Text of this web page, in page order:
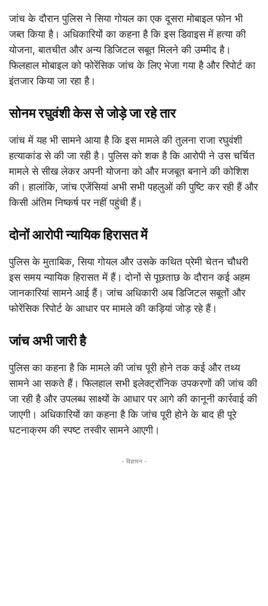
जांच के दौरान पुलिस ने सिया गोयल का एक दूसरा मोबाइल फोन भी
जब्त किया है। अधिकारियों का कहना है कि इस डिवाइस में हत्या की
योजना, बातचीत और अन्य डिजिटल सबूत मिलने की उम्मीद है।
फिलहाल मोबाइल को फोरेंसिक जांच के लिए भेजा गया है और रिपोर्ट का
इंतजार किया जा रहा है।
सोनम रघुवंशी केस से जोड़े जा रहे तार
जांच में यह भी सामने आया है कि इस मामले की तुलना राजा रघुवंशी
हत्याकांड से की जा रही है। पुलिस को शक है कि आरोपी ने उस चर्चित
मामले से सीख लेकर अपनी योजना को और मजबूत बनाने की कोशिश
की। हालांकि, जांच एजेंसियां अभी सभी पहलुओं की पुष्टि कर रही हैं और
किसी अंतिम निष्कर्ष पर नहीं पहुंची हैं।
दोनों आरोपी न्यायिक हिरासत में
पुलिस के मुताबिक, सिया गोयल और उसके कथित प्रेमी चेतन चौधरी
इस समय न्यायिक हिरासत में हैं। दोनों से पूछताछ के दौरान कई अहम
जानकारियां सामने आई हैं। जांच अधिकारी अब डिजिटल सबूतों और
फोरेंसिक रिपोर्ट के आधार पर मामले की कड़ियां जोड़ रहे हैं।
जांच अभी जारी है
पुलिस का कहना है कि मामले की जांच पूरी होने तक कई और तथ्य
सामने आ सकते हैं। फिलहाल सभी इलेक्ट्रॉनिक उपकरणों की जांच की
जा रही है और उपलब्ध साक्ष्यों के आधार पर आगे की कानूनी कार्रवाई की
जाएगी। अधिकारियों का कहना है कि जांच पूरी होने के बाद ही पूरे
घटनाक्रम की स्पष्ट तस्वीर सामने आएगी।
- विज्ञापन -